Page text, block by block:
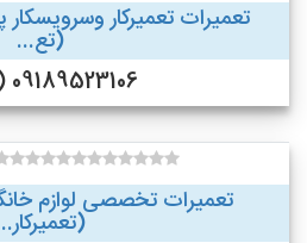
تعمیرات تعمیرکار وسرویسکار
(تع...
09189523106 (ملایر )
تعمیرات تخصصی لوازم
(تعمیرکار...